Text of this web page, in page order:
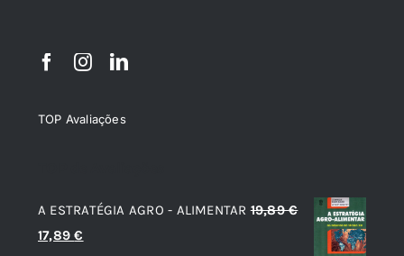
TOP Avaliações
A ESTRATÉGIA AGRO - ALIMENTAR 19,89€
O
17,89€